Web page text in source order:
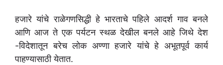
हजारे यांचे राळेगणसिद्धी हे भारताचे पहिले आदर्श गाव बनले
आणि आज ते एक पर्यटन स्थळ देखील बनले आहे जिथे देश
-विदेशातून बरेच लोक अण्णा हजारे यांचे हे अभूतपूर्व कार्य
पाहण्यासाठी येतात.